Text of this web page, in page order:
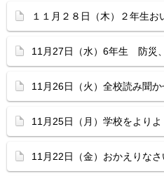
１１月２８日（木）２年生お
11月27日（水）6年生 防災
11月26日（火）全校読み聞か
11月25日（月）学校をよりよ
11月22日（金）おかえりなさ